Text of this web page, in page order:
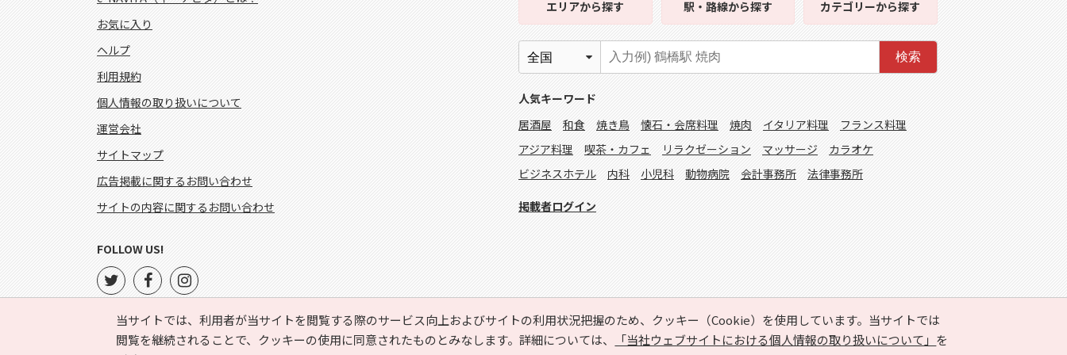
当サイトでは、利用者が当サイトを閲覧する際のサービス向上およびサイトの利用状況把握のため、クッキー（Cookie）を使用しています。当サイトでは
閲覧を継続されることで、クッキーの使用に同意されたものとみなします。詳細については、
「当社ウェブサイトにおける個人情報の取り扱いについて」 を
お気に入り
ヘルプ
利用規約
個人情報の取り扱いについて
運営会社
サイトマップ
広告掲載に関するお問い合わせ
サイトの内容に関するお問い合わせ
エリアから探す 駅・路線から探す カテゴリーから探す
検索
人気キーワード
居酒屋
和食 焼き鳥 懐石・会席料理 焼肉 イタリア料理
フランス料理
アジア料理
喫茶・カフェ リラクゼーション マッサージ
カラオケ
ビジネスホテル
内科 小児科 動物病院 会計事務所 法律事務所
掲載者ログイン
FOLLOW US!
Copyright © HYOJITO.Co.,Ltd. All Rights Reserved.